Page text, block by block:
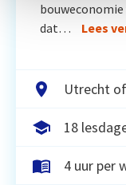
dat…
Lees
Utrecht
18
4 uur per